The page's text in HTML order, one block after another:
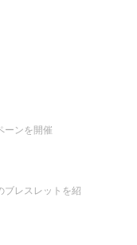
ーンを開催
ブレスレットを紹